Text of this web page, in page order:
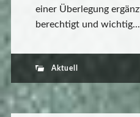
einer Überlegung
berechtigt und wichtig...
Aktuell